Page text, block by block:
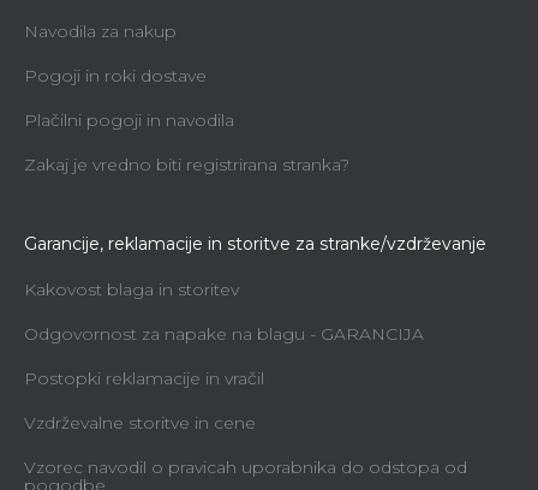
Navodila za nakup
Pogoji in roki dostave
Plačilni pogoji in navodila
Zakaj je vredno biti registrirana stranka?
Garancije, reklamacije in storitve za stranke/vzdrževanje
Kakovost blaga in storitev
Odgovornost za napake na blagu - GARANCIJA
Postopki reklamacije in vračil
Vzdrževalne storitve in cene
Vzorec navodil o pravicah uporabnika do odstopa od
pogodbe